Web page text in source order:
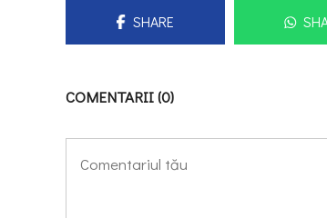
SHARE
COMENTARII (0)